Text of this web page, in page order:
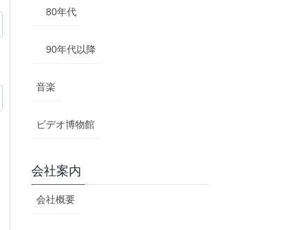
80年代
90年代以降
音楽
ビデオ博物館
会社案内
会社概要